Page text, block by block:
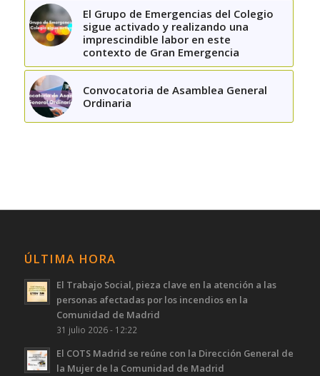
El Grupo de Emergencias del Colegio
sigue activado y realizando una
imprescindible labor en este
contexto de Gran Emergencia
Convocatoria de Asamblea General
Ordinaria
ÚLTIMA HORA
El Trabajo Social, pieza clave en la atención a las
personas afectadas por los incendios en la
Comunidad de Madrid
31 julio 2026 - 12:22
El COTS Madrid se reúne con la Dirección General de
la Mujer de la Comunidad de Madrid